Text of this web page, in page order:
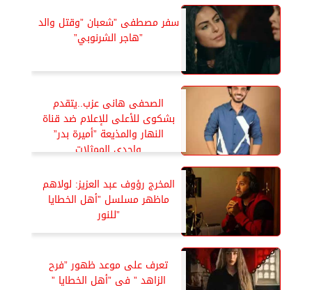
سفر مصطفى ”شعبان ”وقتل والد
”هاجر الشرنوبي”
الصحفى هانى عزب..يتقدم
بشكوى للأعلى للإعلام ضد قناة
النهار والمذيعة ”أميرة بدر”
وإحدى الممثلات
المخرج رؤوف عبد العزيز: لولاهم
ماظهر مسلسل ”أهل الخطايا
”للنور
تعرف على موعد ظهور ”فرح
الزاهد ” فى ”أهل الخطايا ”